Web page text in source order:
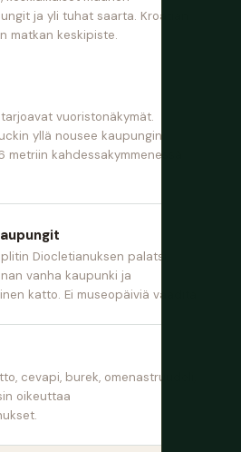
ja yli tuhat saarta. Kroatian
matkan keskipiste.
vuoristonäkymät.
yllä nousee kaupungin
metriin kahdessakymmenessä
Diocletianuksen palatsi,
vanha kaupunki ja
katto. Ei museopäiviä vaadita.
cevapi, burek, omenastruudeli,
oikeuttaa